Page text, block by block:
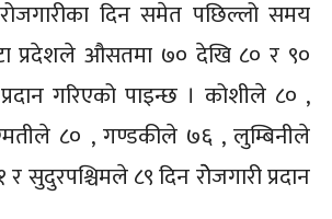
दिन समेत पछिल्लो समय
प्रदेशले औसतमा ७० देखि ८० र ९०
गरिएको पाइन्छ । कोशीले ८० ,
८० , गण्डकीले ७६ , लुम्बिनीले
सुदुरपश्चिमले ८९ दिन रोेजगारी प्रदान